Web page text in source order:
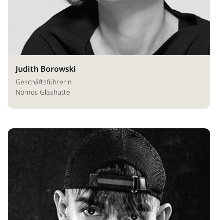
Judith Borowski
Geschäftsführerin
Nomos Glashütte